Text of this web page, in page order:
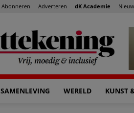
Abonneren Adverteren dK Academie
SAMENLEVING WERELD KUNST